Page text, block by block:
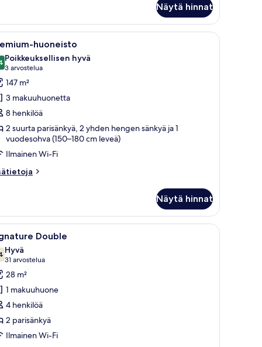
Näytä hinnat
palmuille ja auringonlaskuun veden yllä.Hotelli, jossa on uima-allas, ja sen ympärillä
18 huoneisto
kautta 10
Poikkeuksellisen hyvä
3 arvostelua
(3
arvostelua)
147 m²
3 makuuhuonetta
8 henkilöä
2 suurta parisänkyä, 2 yhden hengen sänkyä ja 1
vuodesohva (150–180 cm leveä)
Ilmainen Wi-Fi
Näytä hinnat
valaisimineen, kattotuuletin, tuoli, pöytä maljakolla ja peili seinällä.
Hotellihuone, jossa on suuri sänky,
5 Double
kautta 10
Hyvä
31 arvostelua
(31
arvostelua)
28 m²
1 makuuhuone
4 henkilöä
2 parisänkyä
Ilmainen Wi-Fi